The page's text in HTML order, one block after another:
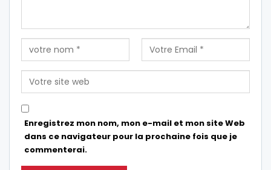
Enregistrez mon nom, mon e-mail et mon site Web
dans ce navigateur pour la prochaine fois que je
commenterai.